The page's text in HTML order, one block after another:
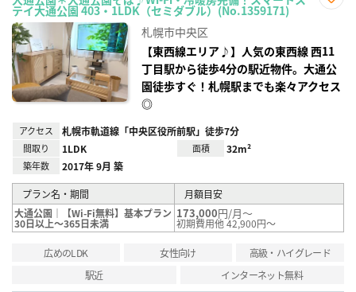
テイ大通公園 403・1LDK（セミダブル）(No.1359171)
録
札幌市中央区
【東西線エリア♪】人気の東西線 西11
丁目駅から徒歩4分の駅近物件。大通公
園徒歩すぐ！札幌駅までも楽々アクセス
◎
アクセス 札幌市軌道線「中央区役所前駅」徒歩7分
間取り 1LDK 面積 32m²
築年数 2017年 9月 築
プラン名・期間
月額目安
大通公園｜【Wi-Fi無料】基本プラン
30日以上～365日未満
173,000円/月～
初期費用他 42,900円～
広めのLDK 女性向け
高級・ハイグレード
駅近
インターネット無料